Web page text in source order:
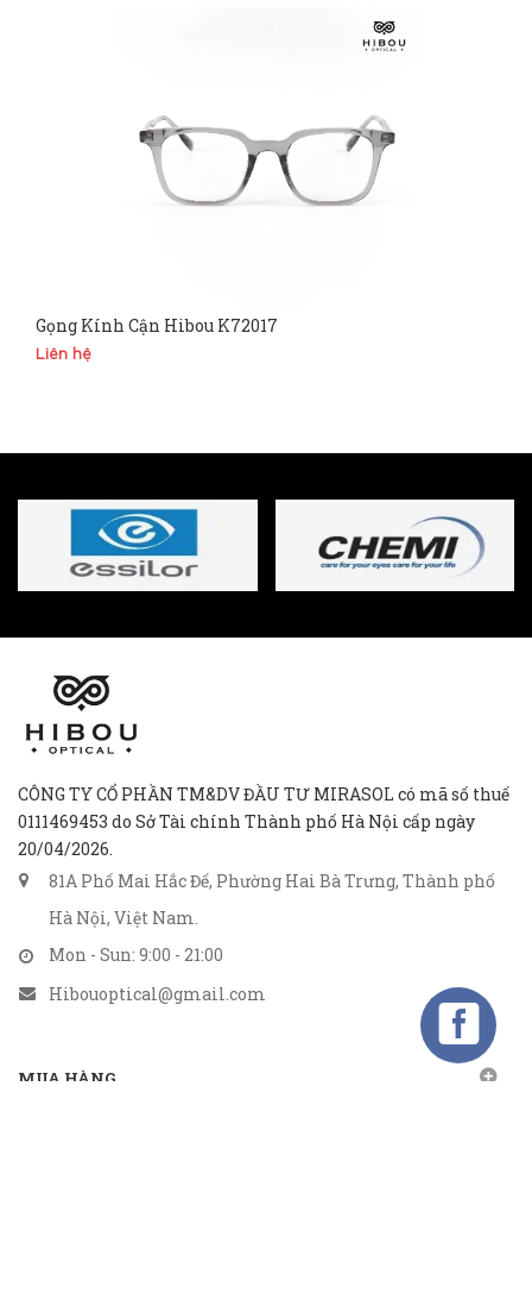
Gọng Kính Cận Hibou K72017
Liên hệ
CÔNG TY CỔ PHẦN TM&DV ĐẦU TƯ MIRASOL có mã số thuế
0111469453 do Sở Tài chính Thành phố Hà Nội cấp ngày
20/04/2026.
81A Phố Mai Hắc Đế, Phường Hai Bà Trưng, Thành phố
Hà Nội, Việt Nam.
Mon - Sun: 9:00 - 21:00
Hibouoptical@gmail.com
MUA HÀNG